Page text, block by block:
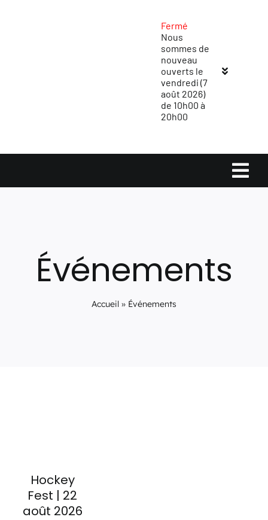
Fermé
Nous
sommes de
nouveau
ouverts le
vendredi (7
août 2026)
de 10h00 à
20h00
Événements
Accueil » Événements
Hockey
Fest | 22
août 2026